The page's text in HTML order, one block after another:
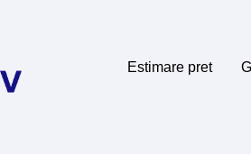
Estimare pret